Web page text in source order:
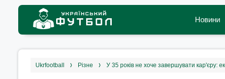
Новини
ukrfootball різне У 35 років не хоче завершувати кар'єру: